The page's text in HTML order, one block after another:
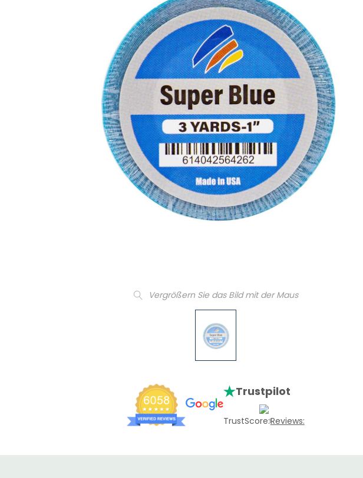
Lieferung &
Vergrößern Sie das Bild mit der Maus
Trustpilot
TrustScore:Reviews: